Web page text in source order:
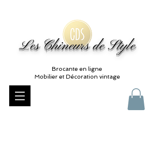
Les Chineurs de Style
Brocante en ligne
Mobilier et Décoration vintage